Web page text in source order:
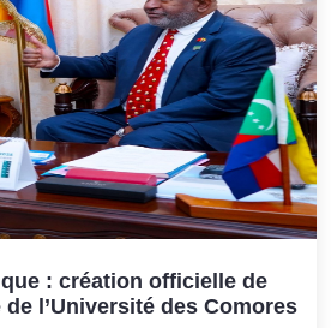
: création officielle de
de l’Université des Comores